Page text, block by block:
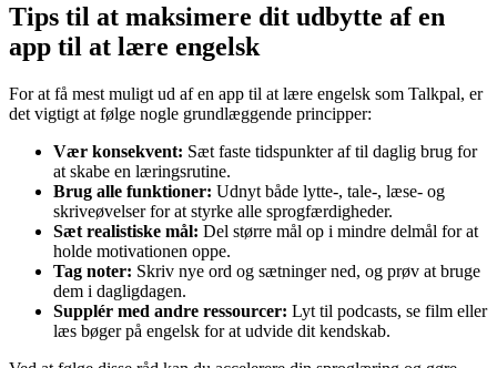
Tips til at maksimere dit udbytte af en
app til at lære engelsk
For at få mest muligt ud af en app til at lære engelsk som Talkpal, er
det vigtigt at følge nogle grundlæggende principper:
Vær konsekvent: Sæt faste tidspunkter af til daglig brug for
at skabe en læringsrutine.
Brug alle funktioner: Udnyt både lytte-, tale-, læse- og
skriveøvelser for at styrke alle sprogfærdigheder.
Sæt realistiske mål: Del større mål op i mindre delmål for at
holde motivationen oppe.
Tag noter: Skriv nye ord og sætninger ned, og prøv at bruge
dem i dagligdagen.
Supplér med andre ressourcer: Lyt til podcasts, se film eller
læs bøger på engelsk for at udvide dit kendskab.